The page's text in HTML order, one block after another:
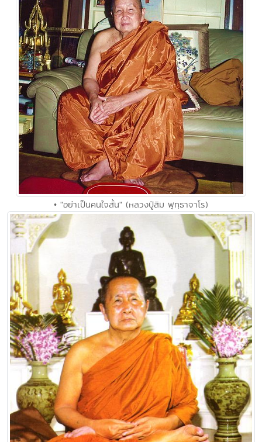
• "อย่าเป็นคนใจสั้น" (หลวงปู่สิม พุทฺธาจาโร)